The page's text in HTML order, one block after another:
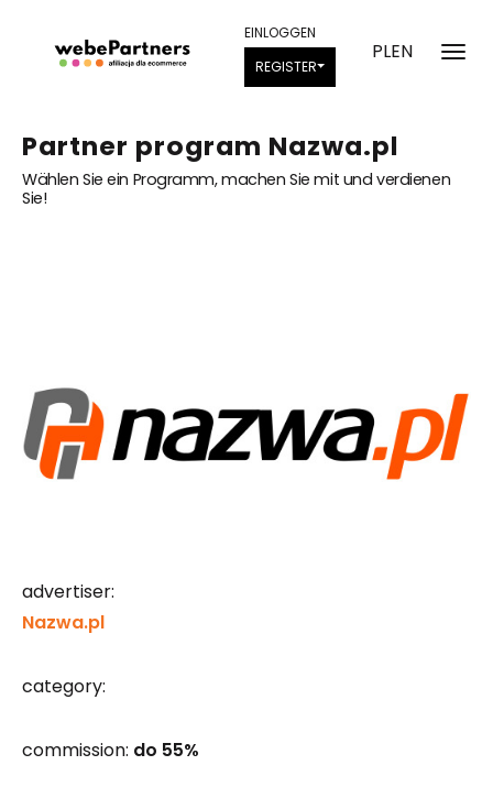
PLEN
EINLOGGEN
REGISTER
Partner program Nazwa.pl
Wählen Sie ein Programm, machen Sie mit und verdienen
Sie!
advertiser:
Nazwa.pl
category:
commission: do 55%